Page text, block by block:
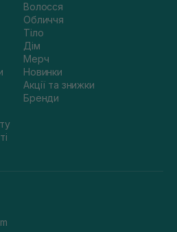
Волосся
Обличчя
Тіло
Дім
Мерч
Новинки
Акції та знижки
Бренди